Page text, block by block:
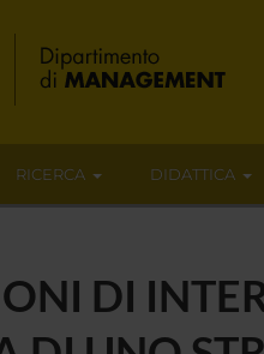
RICERCA DIDATTICA
DI